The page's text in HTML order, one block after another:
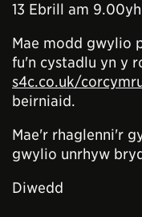
13 Ebrill am
Mae modd gwylio
fu'n cystadlu yn y
s4c.co.uk/
beirniaid.
Mae'r rhaglenni'r
gwylio unrhyw
Diwedd